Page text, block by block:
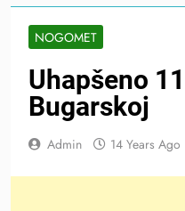
NOGOMET
Uhapšeno
Bugarskoj
Admin 14 Years Ago